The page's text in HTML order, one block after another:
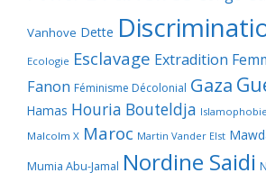
Vanhove Dette
Ecologie Esclavage Extradition
Fanon Féminisme Décolonial Gaza
Hamas Houria Bouteldja Islamophobie
Malcolm X Maroc Martin Vander Elst
Mumia Abu-Jamal Nordine Saidi